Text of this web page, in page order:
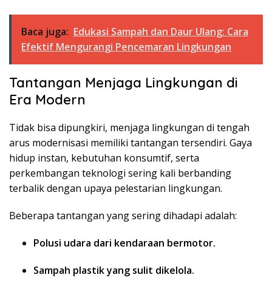
Baca juga: Edukasi Sampah dan Daur Ulang: Cara
Efektif Mengurangi Pencemaran Lingkungan
Tantangan Menjaga Lingkungan di
Era Modern
Tidak bisa dipungkiri, menjaga lingkungan di tengah
arus modernisasi memiliki tantangan tersendiri. Gaya
hidup instan, kebutuhan konsumtif, serta
perkembangan teknologi sering kali berbanding
terbalik dengan upaya pelestarian lingkungan.
Beberapa tantangan yang sering dihadapi adalah:
Polusi udara dari kendaraan bermotor.
Sampah plastik yang sulit dikelola.